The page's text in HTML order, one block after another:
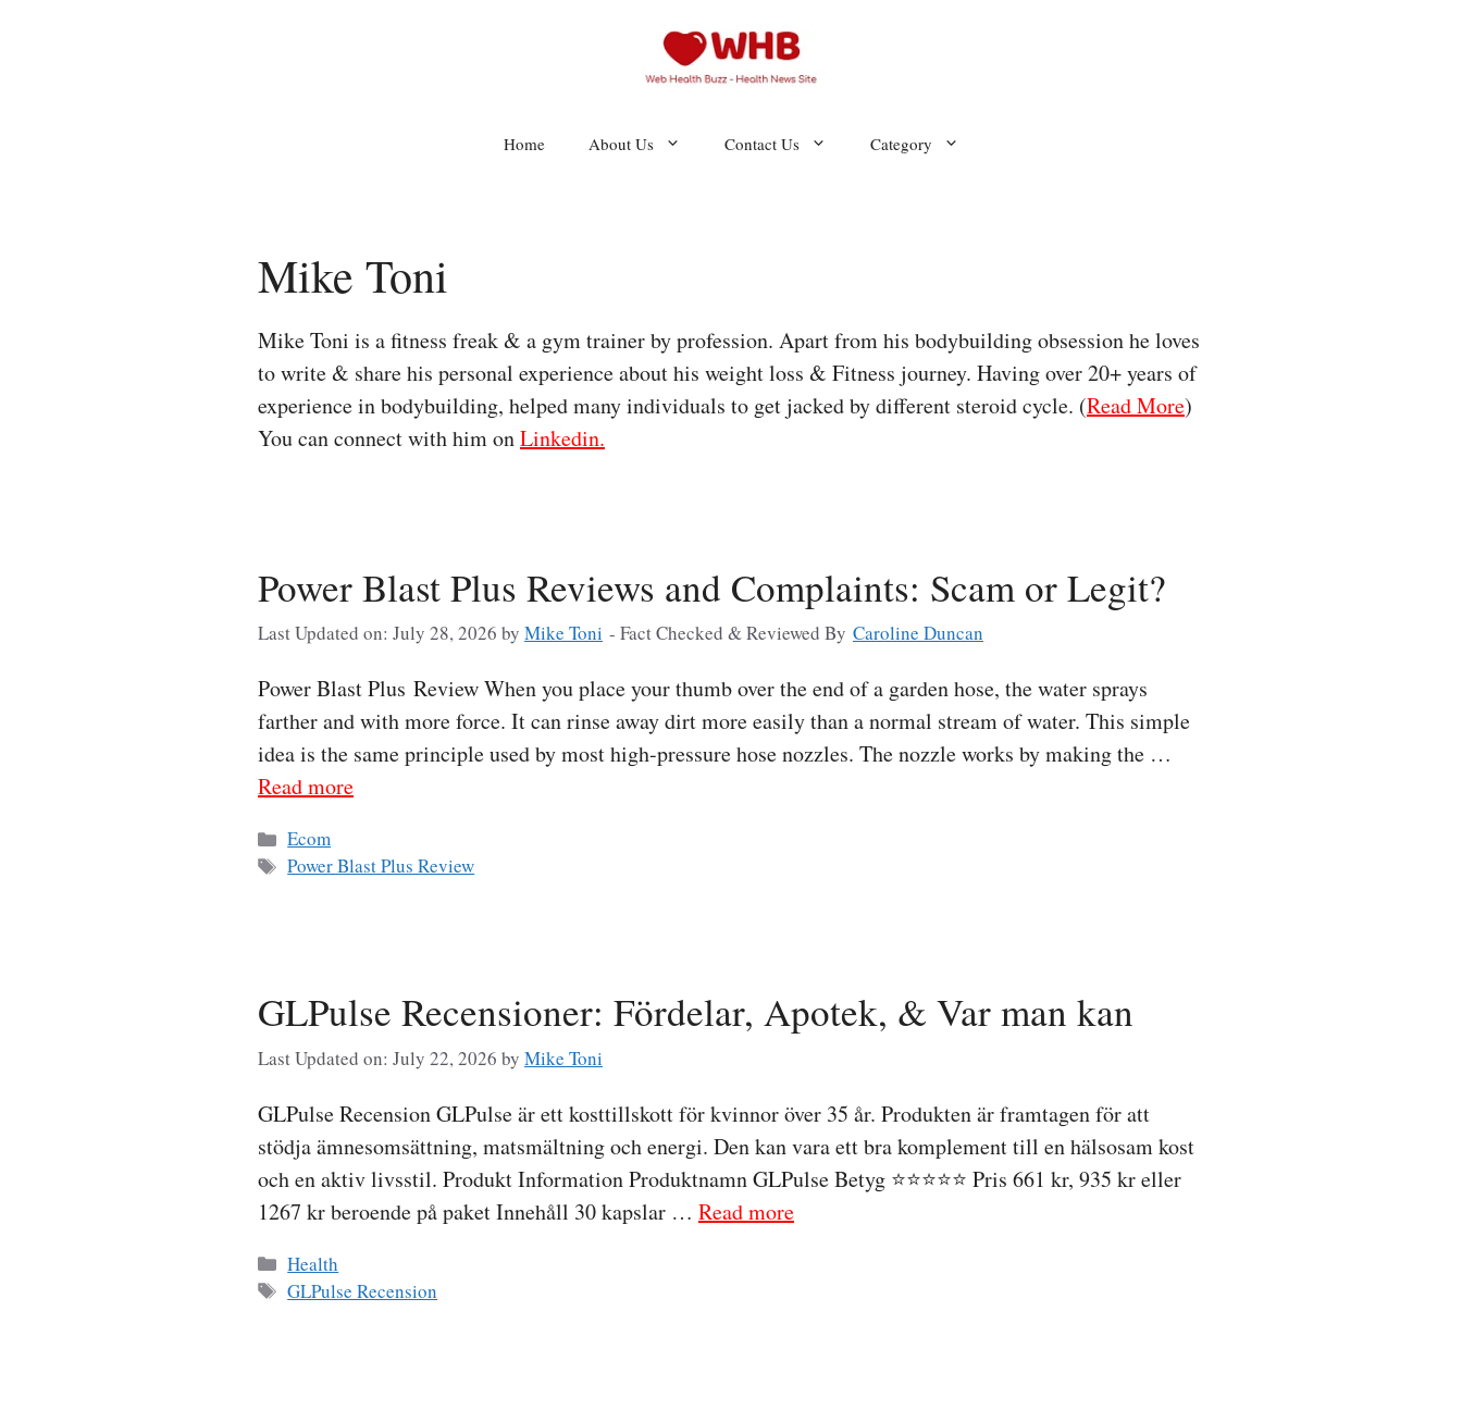
Home About Us Contact Us Category
Mike Toni
Mike Toni is a fitness freak & a gym trainer by profession. Apart from his bodybuilding obsession he loves
to write & share his personal experience about his weight loss & Fitness journey. Having over 20+ years of
experience in bodybuilding, helped many individuals to get jacked by different steroid cycle. (Read More)
You can connect with him onLinkedin.
Power Blast Plus Reviews and Complaints: Scam or Legit?
Last Updated on: July 28, 2026 by Mike Toni - Fact Checked & Reviewed By Caroline Duncan
Power Blast Plus Review When you place your thumb over the end of a garden hose, the water sprays
farther and with more force. It can rinse away dirt more easily than a normal stream of water. This simple
idea is the same principle used by most high-pressure hose nozzles. The nozzle works by making the …
Read more
Categories
Ecom
Tags
Power Blast Plus Review
GLPulse Recensioner: Fördelar, Apotek, & Var man kan
Last Updated on: July 22, 2026 by Mike Toni
GLPulse Recension GLPulse är ett kosttillskott för kvinnor över 35 år. Produkten är framtagen för att
stödja ämnesomsättning, matsmältning och energi. Den kan vara ett bra komplement till en hälsosam kost
och en aktiv livsstil. Produkt Information Produktnamn GLPulse Betyg ⭐⭐⭐⭐⭐ Pris 661 kr, 935 kr eller
1267 kr beroende på paket Innehåll 30 kapslar … Read more
Categories
Health
Tags
GLPulse Recension